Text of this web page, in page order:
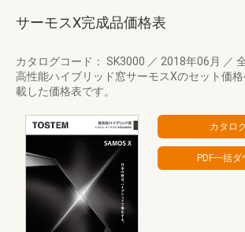
サーモスX完成品価格表
カタログコード： SK3000 ／ 2018年06月 ／
高性能ハイブリッド窓サーモスXのセット価
載した価格表です。